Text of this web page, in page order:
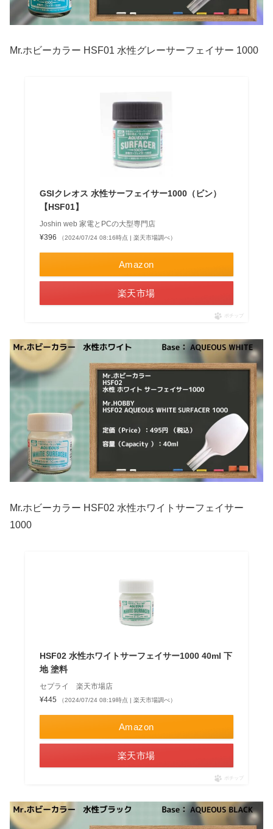
Mr.ホビーカラー HSF01 水性グレーサーフェイサー 1000
GSIクレオス 水性サーフェイサー1000（ビン）
【HSF01】
Joshin web 家電とPCの大型専門店
¥396
（2024/07/24 08:16時点 | 楽天市場調べ）
Amazon
楽天市場
ポチップ
Mr.ホビーカラー HSF02 水性ホワイトサーフェイサー
1000
HSF02 水性ホワイトサーフェイサー1000 40ml 下
地 塗料
セプライ 楽天市場店
¥445
（2024/07/24 08:19時点 | 楽天市場調べ）
Amazon
楽天市場
ポチップ